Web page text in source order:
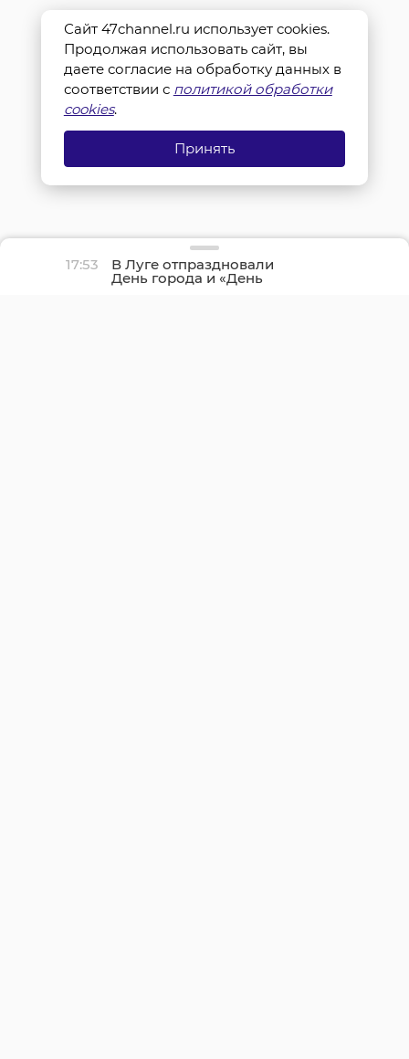
17:53 В Луге отпраздновали
День города и «День
детства»
Сайт 47channel.ru использует cookies.
Продолжая использовать сайт, вы
даете согласие на обработку данных в
соответствии с политикой обработки
cookies.
Принять